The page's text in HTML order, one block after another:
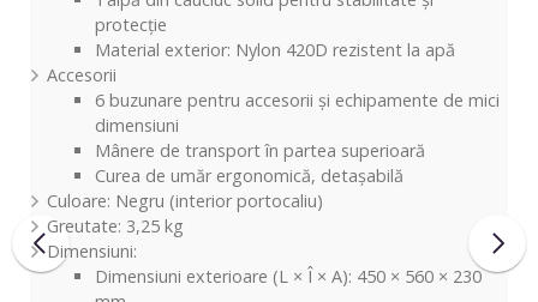
protecție
Material exterior: Nylon 420D rezistent la apă
Accesorii
6 buzunare pentru accesorii și echipamente de mici
dimensiuni
Mânere de transport în partea superioară
Curea de umăr ergonomică, detașabilă
Culoare: Negru (interior portocaliu)
Greutate: 3,25 kg
Dimensiuni:
Dimensiuni exterioare (L × Î × A): 450 × 560 × 230